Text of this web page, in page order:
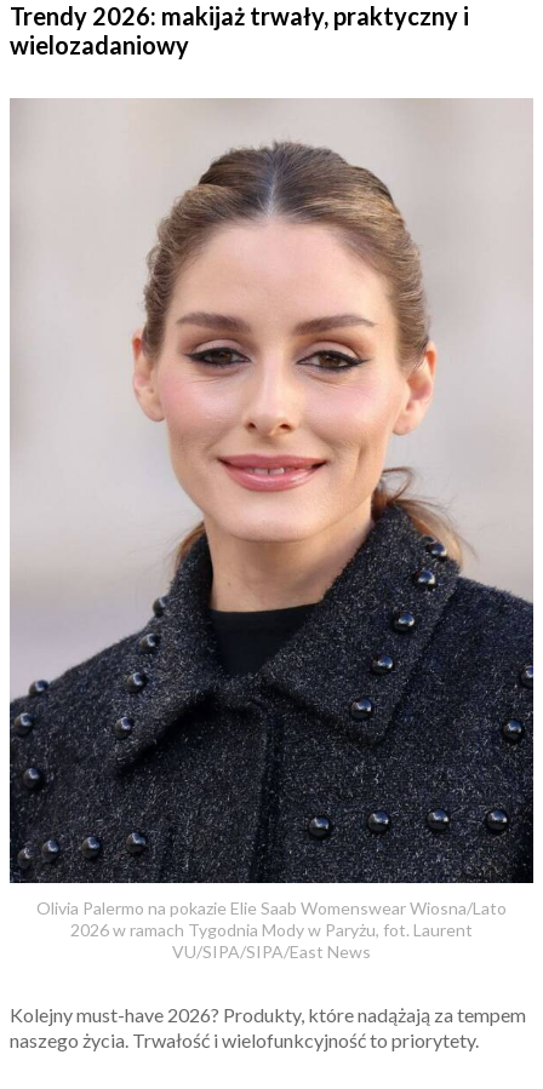
Trendy 2026: makijaż trwały, praktyczny i
wielozadaniowy
Olivia Palermo na pokazie Elie Saab Womenswear Wiosna/Lato
2026 w ramach Tygodnia Mody w Paryżu, fot. Laurent
VU/SIPA/SIPA/East News
Kolejny must-have 2026? Produkty, które nadążają za tempem
naszego życia. Trwałość i wielofunkcyjność to priorytety.